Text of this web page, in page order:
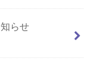
らせ